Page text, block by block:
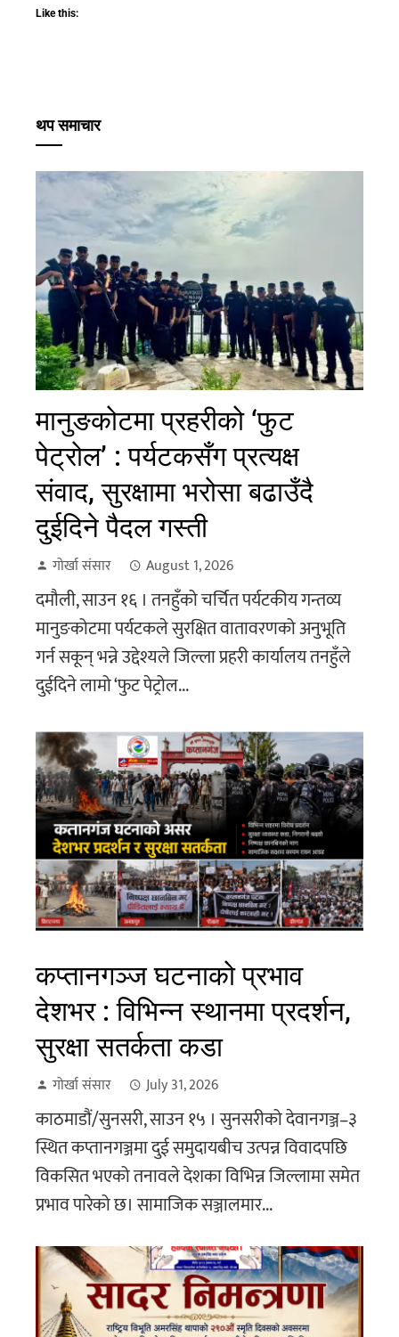
Like this:
थप समाचार
मानुङकोटमा प्रहरीको ‘फुट
पेट्रोल’ : पर्यटकसँग प्रत्यक्ष
संवाद, सुरक्षामा भरोसा बढाउँदै
दुईदिने पैदल गस्ती
गोर्खा संसार August 1, 2026
दमौली, साउन १६ । तनहुँको चर्चित पर्यटकीय गन्तव्य
मानुङकोटमा पर्यटकले सुरक्षित वातावरणको अनुभूति
गर्न सकून् भन्ने उद्देश्यले जिल्ला प्रहरी कार्यालय तनहुँले
दुईदिने लामो ‘फुट पेट्रोल...
कप्तानगञ्ज घटनाको प्रभाव
देशभर : विभिन्न स्थानमा प्रदर्शन,
सुरक्षा सतर्कता कडा
गोर्खा संसार July 31, 2026
काठमाडौं/सुनसरी, साउन १५ । सुनसरीको देवानगञ्ज–३
स्थित कप्तानगञ्जमा दुई समुदायबीच उत्पन्न विवादपछि
विकसित भएको तनावले देशका विभिन्न जिल्लामा समेत
प्रभाव पारेको छ। सामाजिक सञ्जालमार...